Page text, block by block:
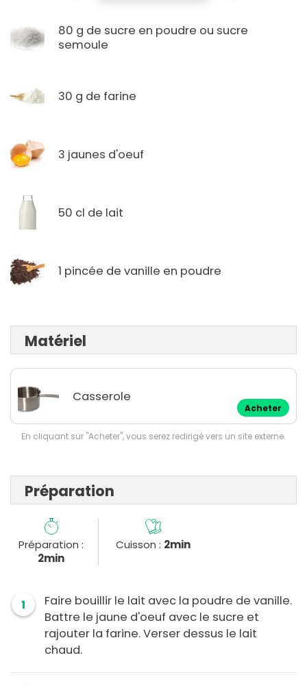
80 g de sucre en poudre ou sucre
semoule
30 g de farine
3 jaunes d'oeuf
50 cl de lait
1 pincée de vanille en poudre
Matériel
Casserole
Acheter
En cliquant sur "Acheter", vous serez redirigé vers un site externe.
Préparation
Préparation :
2min
Cuisson : 2min
1
Faire bouillir le lait avec la poudre de vanille.
Battre le jaune d'oeuf avec le sucre et
rajouter la farine. Verser dessus le lait
chaud.